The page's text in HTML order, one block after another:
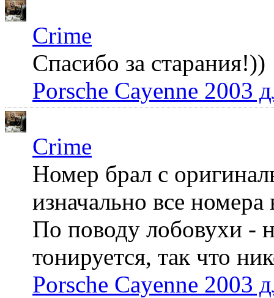
Crime
Спасибо за старания!))
Porsche Cayenne 2003
Crime
Номер брал с
изначально все
По поводу лобовухи -
тонируется, так что
Porsche Cayenne 2003